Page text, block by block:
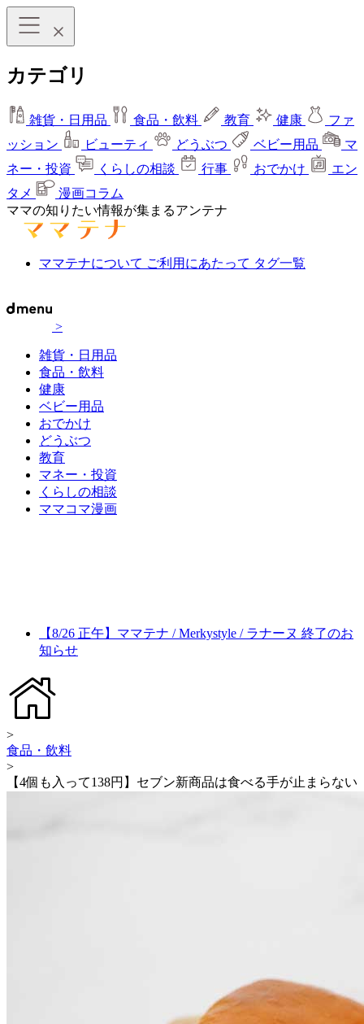
カテゴリ
雑貨・日用品 食品・飲料 教育 健康
ファ
ッション
ビューティ どうぶつ ベビー用品
マ
ネー・投資
くらしの相談 行事 おでかけ
エン
タメ
漫画コラム
ママの知りたい情報が集まるアンテナ
ママテナについて ご利用にあたって タグ一覧
>
雑貨・日用品
食品・飲料
健康
ベビー用品
おでかけ
どうぶつ
教育
マネー・投資
くらしの相談
ママコマ漫画
【8/26 正午】ママテナ / Merkystyle / ラナーヌ 終了のお
知らせ
>
食品・飲料
>
【4個も入って138円】セブン新商品は食べる手が止まらない